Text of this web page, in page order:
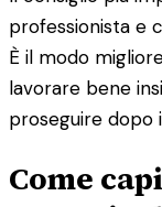
professionista e
È il modo
lavorare bene
proseguire dopo
Come